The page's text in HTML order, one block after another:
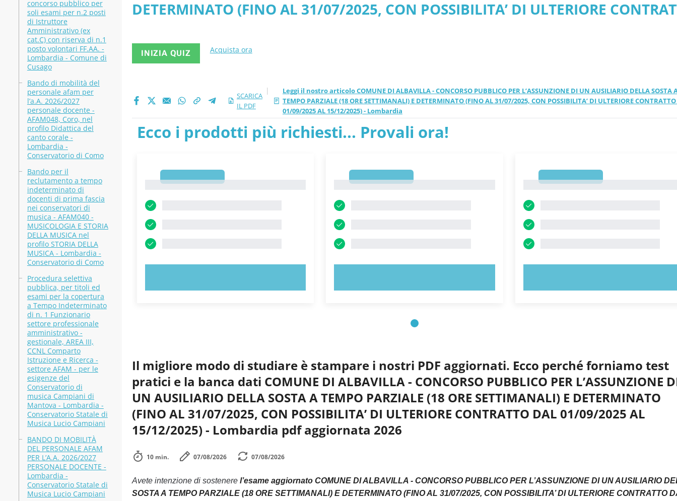
concorso pubblico per
soli esami per n.2 posti
di Istruttore
Amministrativo (ex
cat.C) con riserva di n.1
posto volontari FF.AA. -
Lombardia - Comune di
Cusago
Bando di mobilità del
personale afam per
l’a.A. 2026/2027
personale docente -
AFAM048, Coro, nel
profilo Didattica del
canto corale -
Lombardia -
Conservatorio di Como
Bando per il
reclutamento a tempo
indeterminato di
docenti di prima fascia
nei conservatori di
musica - AFAM040 -
MUSICOLOGIA E STORIA
DELLA MUSICA nel
profilo STORIA DELLA
MUSICA - Lombardia -
Conservatorio di Como
Procedura selettiva
pubblica, per titoli ed
esami per la copertura
a Tempo Indeterminato
di n. 1 Funzionario
settore professionale
amministrativo -
gestionale, AREA III,
CCNL Comparto
Istruzione e Ricerca -
settore AFAM - per le
esigenze del
Conservatorio di
musica Campiani di
Mantova - Lombardia -
Conservatorio Statale di
Musica Lucio Campiani
BANDO DI MOBILITÀ
DEL PERSONALE AFAM
PER L’A.A. 2026/2027
PERSONALE DOCENTE -
Lombardia -
Conservatorio Statale di
Musica Lucio Campiani
versione 2026 aggiornati
DETERMINATO (FINO AL 31/07/2025, CON POSSIBILITA’ DI ULTERIORE
INIZIA QUIZ Acquista ora
SCARICA
IL PDF
|
Leggi il nostro articolo COMUNE DI ALBAVILLA - CONCORSO PUBBLICO PER L’ASSUNZIONE DI UN AUSILIARIO DELLA SOSTA
TEMPO PARZIALE (18 ORE SETTIMANALI) E DETERMINATO (FINO AL 31/07/2025, CON POSSIBILITA’ DI ULTERIORE
01/09/2025 AL 15/12/2025) - Lombardia
Ecco i prodotti più richiesti... Provali ora!
Il migliore modo di studiare è stampare i nostri PDF aggiornati. Ecco perché forniamo test
pratici e la banca dati COMUNE DI ALBAVILLA - CONCORSO PUBBLICO PER L’ASSUNZIONE
UN AUSILIARIO DELLA SOSTA A TEMPO PARZIALE (18 ORE SETTIMANALI) E DETERMINATO
(FINO AL 31/07/2025, CON POSSIBILITA’ DI ULTERIORE CONTRATTO DAL 01/09/2025 AL
15/12/2025) - Lombardia pdf aggiornata 2026
10 min. 07/08/2026 07/08/2026
Avete intenzione di sostenere l’esame aggiornato COMUNE DI ALBAVILLA - CONCORSO PUBBLICO PER L’ASSUNZIONE DI UN AUSILIARIO
SOSTA A TEMPO PARZIALE (18 ORE SETTIMANALI) E DETERMINATO (FINO AL 31/07/2025, CON POSSIBILITA’ DI ULTERIORE CONTRATTO